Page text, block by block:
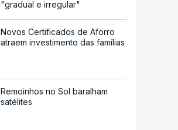
"gradual e irregular"
Novos Certificados de Aforro
atraem investimento das famílias
Remoinhos no Sol baralham
satélites